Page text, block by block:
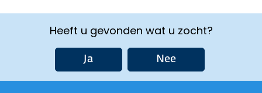
Heeft u gevonden wat u zocht?
Ja Nee